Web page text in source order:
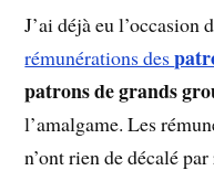
J’ai déjà eu
rémunérations des
patrons de grands
l’amalgame. Les
n’ont rien de décalé